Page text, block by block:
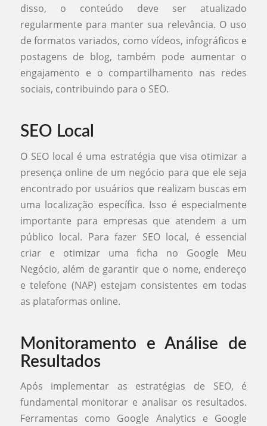
disso, o conteúdo deve ser atualizado
regularmente para manter sua relevância. O uso
de formatos variados, como vídeos, infográficos e
postagens de blog, também pode aumentar o
engajamento e o compartilhamento nas redes
sociais, contribuindo para o SEO.
SEO Local
O SEO local é uma estratégia que visa otimizar a
presença online de um negócio para que ele seja
encontrado por usuários que realizam buscas em
uma localização específica. Isso é especialmente
importante para empresas que atendem a um
público local. Para fazer SEO local, é essencial
criar e otimizar uma ficha no Google Meu
Negócio, além de garantir que o nome, endereço
e telefone (NAP) estejam consistentes em todas
as plataformas online.
Monitoramento e Análise de
Resultados
Após implementar as estratégias de SEO, é
fundamental monitorar e analisar os resultados.
Ferramentas como Google Analytics e Google